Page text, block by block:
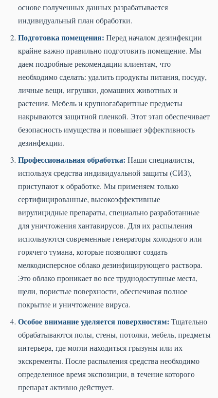
основе полученных данных разрабатывается
индивидуальный план обработки.
Подготовка помещения: Перед началом дезинфекции
крайне важно правильно подготовить помещение. Мы
даем подробные рекомендации клиентам, что
необходимо сделать: удалить продукты питания, посуду,
личные вещи, игрушки, домашних животных и
растения. Мебель и крупногабаритные предметы
накрываются защитной пленкой. Этот этап обеспечивает
безопасность имущества и повышает эффективность
дезинфекции.
Профессиональная обработка: Наши специалисты,
используя средства индивидуальной защиты (СИЗ),
приступают к обработке. Мы применяем только
сертифицированные, высокоэффективные
вирулицидные препараты, специально разработанные
для уничтожения хантавирусов. Для их распыления
используются современные генераторы холодного или
горячего тумана, которые позволяют создать
мелкодисперсное облако дезинфицирующего раствора.
Это облако проникает во все труднодоступные места,
щели, пористые поверхности, обеспечивая полное
покрытие и уничтожение вируса.
Особое внимание уделяется поверхностям: Тщательно
обрабатываются полы, стены, потолки, мебель, предметы
интерьера, где могли находиться грызуны или их
экскременты. После распыления средства необходимо
определенное время экспозиции, в течение которого
препарат активно действует.